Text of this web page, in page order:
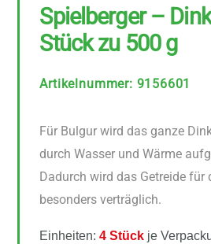
Spielberger –
Stück zu 500 g
Artikelnummer: 9156601
Für Bulgur wird das ganze
durch Wasser und Wärme
Dadurch wird das Getreide für
besonders verträglich.
Einheiten:4 Stück je